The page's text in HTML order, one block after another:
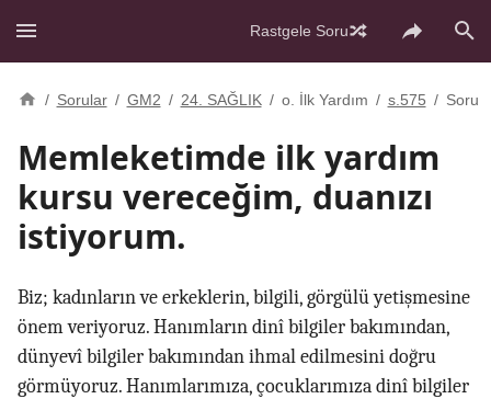
Rastgele Soru
/ Sorular / GM2 / 24. SAĞLIK / o. İlk Yardım / s.575 / Soru
Memleketimde ilk yardım
kursu vereceğim, duanızı
istiyorum.
Biz; kadınların ve erkeklerin, bilgili, görgülü yetişmesine
önem veriyoruz. Hanımların dinî bilgiler bakımından,
dünyevî bilgiler bakımından ihmal edilmesini doğru
görmüyoruz. Hanımlarımıza, çocuklarımıza dinî bilgiler